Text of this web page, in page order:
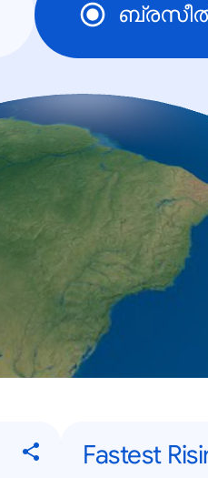
Fastest